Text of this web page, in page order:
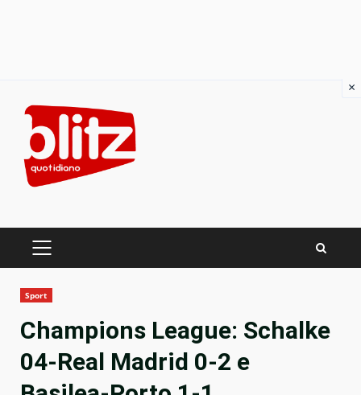
content
PRIMARY
Sport
Champions League: Schalke
04-Real Madrid 0-2 e
×